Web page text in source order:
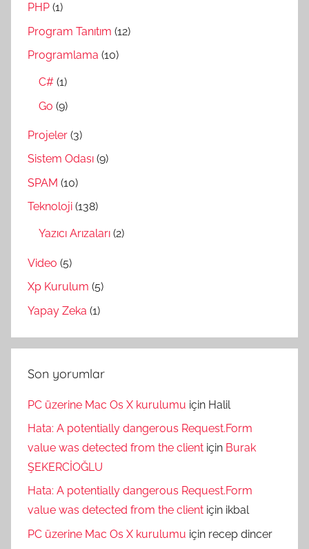
PHP (1)
Program Tanıtım (12)
Programlama (10)
C# (1)
Go (9)
Projeler (3)
Sistem Odası (9)
SPAM (10)
Teknoloji (138)
Yazıcı Arızaları (2)
Video (5)
Xp Kurulum (5)
Yapay Zeka (1)
Son yorumlar
PC üzerine Mac Os X kurulumu için Halil
Hata: A potentially dangerous Request.Form
value was detected from the client için Burak
ŞEKERCİOĞLU
Hata: A potentially dangerous Request.Form
value was detected from the client için ikbal
PC üzerine Mac Os X kurulumu için recep dincer